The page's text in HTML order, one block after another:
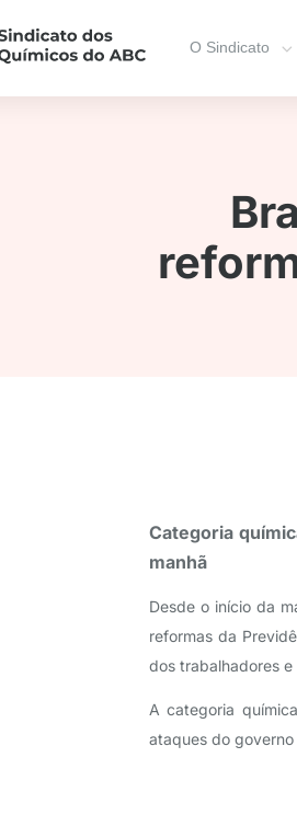
O Sindicato
Categoria
manhã
Desde o início da
reformas da
dos trabalhadores
A categoria
ataques do